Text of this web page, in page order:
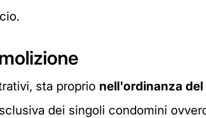
sta proprio nell'ordinanza del
dei singoli condomini